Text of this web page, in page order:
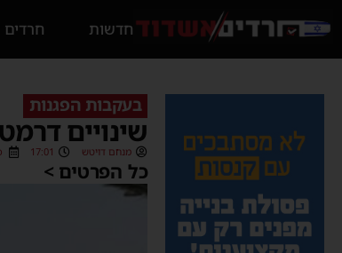
חדשות חרדים
בעקבות הפגנות
שינויים
מנחם דויטש 17:01
כל הפרטים >